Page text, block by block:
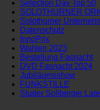
Selection Day Top 50
SOLOTHURNER
Solothurner
Datenschutz
InnoPrix
Wahlen 2023
Bestellung Fasnacht
DVD Fasnacht 2024
Jubiläumsshow
FUNKSTILLE
Studer Sollberger